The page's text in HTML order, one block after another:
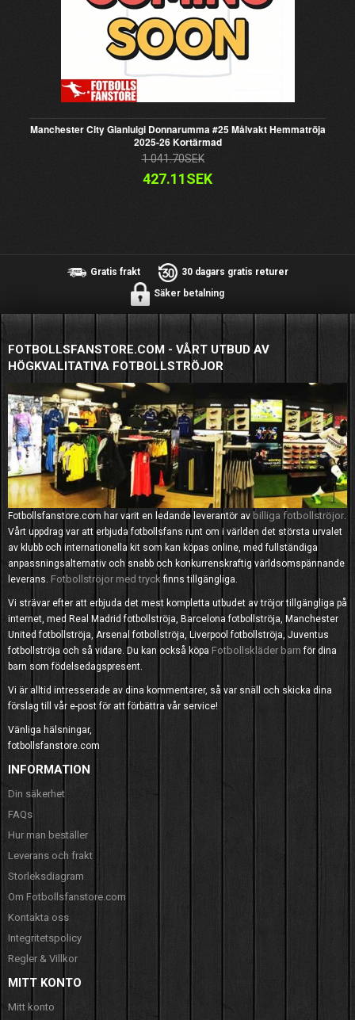
Manchester City Gianluigi Donnarumma #25 Målvakt Hemmatröja
2025-26 Kortärmad
1 041.70SEK
427.11SEK
Gratis frakt
30 dagars gratis returer
Säker betalning
FOTBOLLSFANSTORE.COM - VÅRT UTBUD AV
HÖGKVALITATIVA FOTBOLLSTRÖJOR
Fotbollsfanstore.com har varit en ledande leverantör av billiga fotbollströjor
Vårt uppdrag var att erbjuda fotbollsfans runt om i världen det största urvalet
av klubb och internationella kit som kan köpas online, med fullständiga
anpassningsalternativ och snabb och konkurrenskraftig världsomspännande
leverans. Fotbollströjor med tryck finns tillgängliga.
Vi strävar efter att erbjuda det mest kompletta utbudet av tröjor tillgängliga på
internet, med Real Madrid fotbollströja, Barcelona fotbollströja, Manchester
United fotbollströja, Arsenal fotbollströja, Liverpool fotbollströja, Juventus
fotbollströja och så vidare. Du kan också köpa Fotbollskläder barn för dina
barn som födelsedagspresent.
Vi är alltid intresserade av dina kommentarer, så var snäll och skicka dina
förslag till vår e-post för att förbättra vår service!
Vänliga hälsningar,
fotbollsfanstore.com
INFORMATION
Din säkerhet
FAQs
Hur man beställer
Leverans och frakt
Storleksdiagram
Om Fotbollsfanstore.com
Kontakta oss
Integritetspolicy
Regler & Villkor
MITT KONTO
Mitt konto